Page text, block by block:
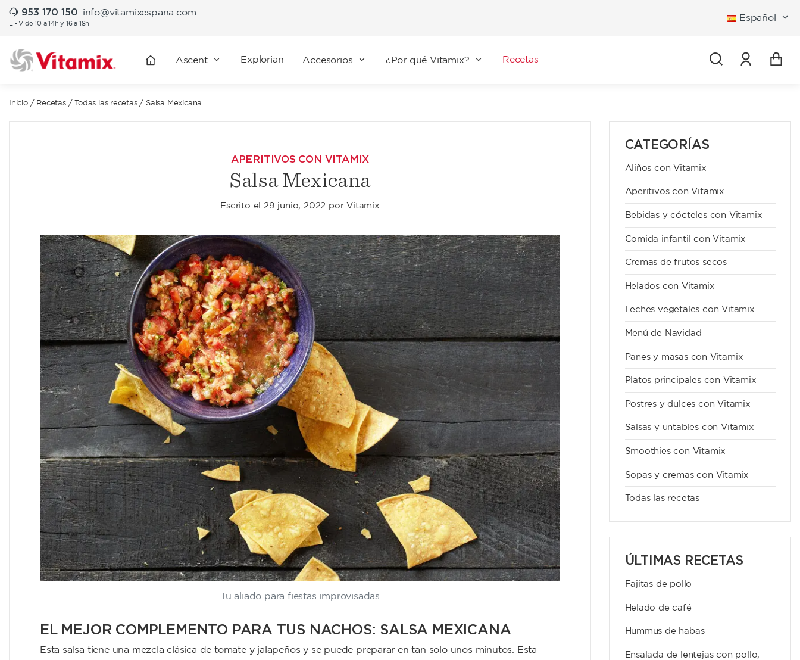
953 170 150 info@vitamixespana.com
L - V de 10 a 14h y 16 a 18h
Español
Ascent Explorian Accesorios ¿Por qué Vitamix? Recetas Iniciar
Inicio/ Recetas/ Todas las recetas/ Salsa Mexicana
APERITIVOS CON VITAMIX
Salsa Mexicana
Escrito el 29 junio, 2022 por Vitamix
Tu aliado para fiestas improvisadas
EL MEJOR COMPLEMENTO PARA TUS NACHOS: SALSA MEXICANA
Esta salsa tiene una mezcla clásica de tomate y jalapeños y se puede preparar en tan solo unos minutos. Esta
CATEGORÍAS
Aliños con Vitamix
Aperitivos con Vitamix
Bebidas y cócteles con Vitamix
Comida infantil con Vitamix
Cremas de frutos secos
Helados con Vitamix
Leches vegetales con Vitamix
Menú de Navidad
Panes y masas con Vitamix
Platos principales con Vitamix
Postres y dulces con Vitamix
Salsas y untables con Vitamix
Smoothies con Vitamix
Sopas y cremas con Vitamix
Todas las recetas
ÚLTIMAS RECETAS
Fajitas de pollo
Helado de café
Hummus de habas
Ensalada de lentejas con pollo,